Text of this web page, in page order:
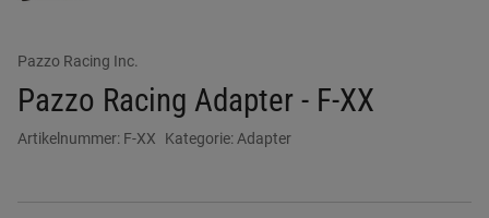
Pazzo Racing Inc.
Pazzo Racing Adapter - F-XX
Artikelnummer: F-XX Kategorie: Adapter